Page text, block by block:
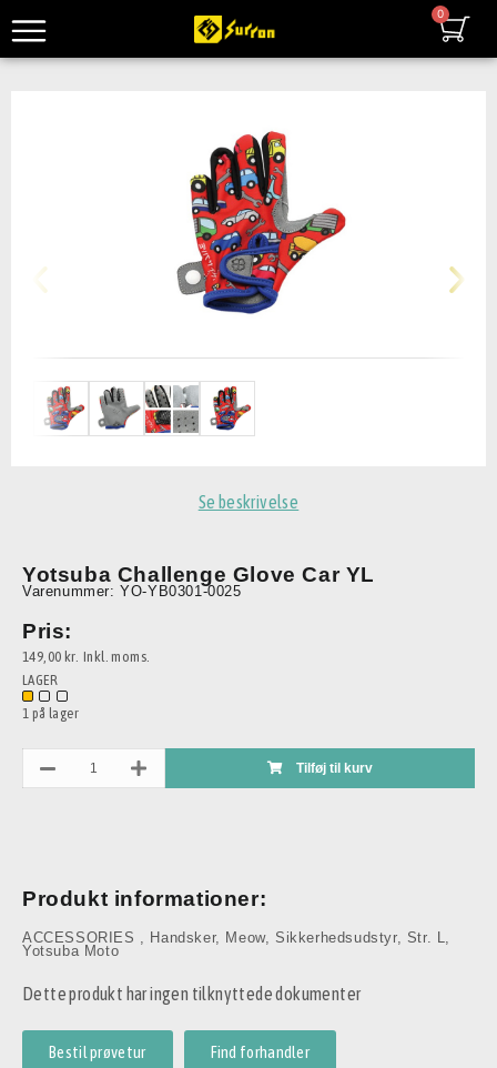
Se beskrivelse
Yotsuba Challenge Glove Car YL
Varenummer: YO-YB0301-0025
Pris:
149,00 kr. Inkl. moms.
LAGER
1 på lager
Tilføj til kurv
Produkt informationer:
ACCESSORIES , Handsker, Meow,Sikkerhedsudstyr, Str. L,
Yotsuba Moto
Dette produkt har ingen tilknyttede dokumenter
Bestil prøvetur Find forhandler